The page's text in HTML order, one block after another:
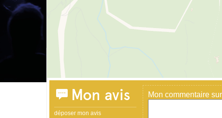
Mon avis
déposer mon avis
Mon commentaire